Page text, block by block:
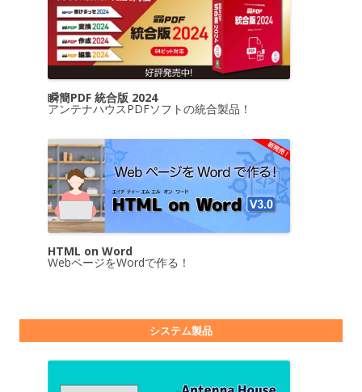
瞬簡PDF 統合版 2024
アンテナハウスPDFソフトの統合製品！
HTML on Word
WebページをWordで作る！
システム製品